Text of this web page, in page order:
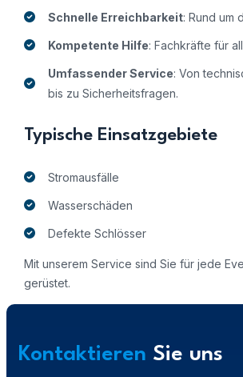
Schnelle Erreichbarkeit: Rund um
Kompetente Hilfe: Fachkräfte für
Umfassender Service: Von
bis zu Sicherheitsfragen.
Typische Einsatzgebiete
Stromausfälle
Wasserschäden
Defekte Schlösser
Mit unserem Service sind Sie für jede
gerüstet.
Kontaktieren Sie uns